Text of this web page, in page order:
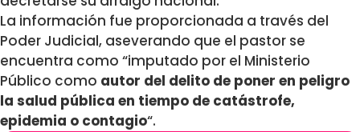
La información fue proporcionada a través del
Poder Judicial, aseverando que el pastor se
encuentra como “imputado por el Ministerio
Público como autor del delito de poner en peligro
la salud pública en tiempo de catástrofe,
epidemia o contagio“.